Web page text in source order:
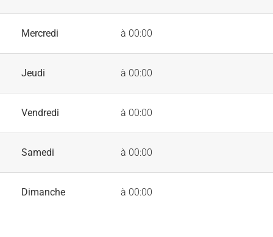
Mercredi à 00:00
Jeudi à 00:00
Vendredi à 00:00
Samedi à 00:00
Dimanche à 00:00